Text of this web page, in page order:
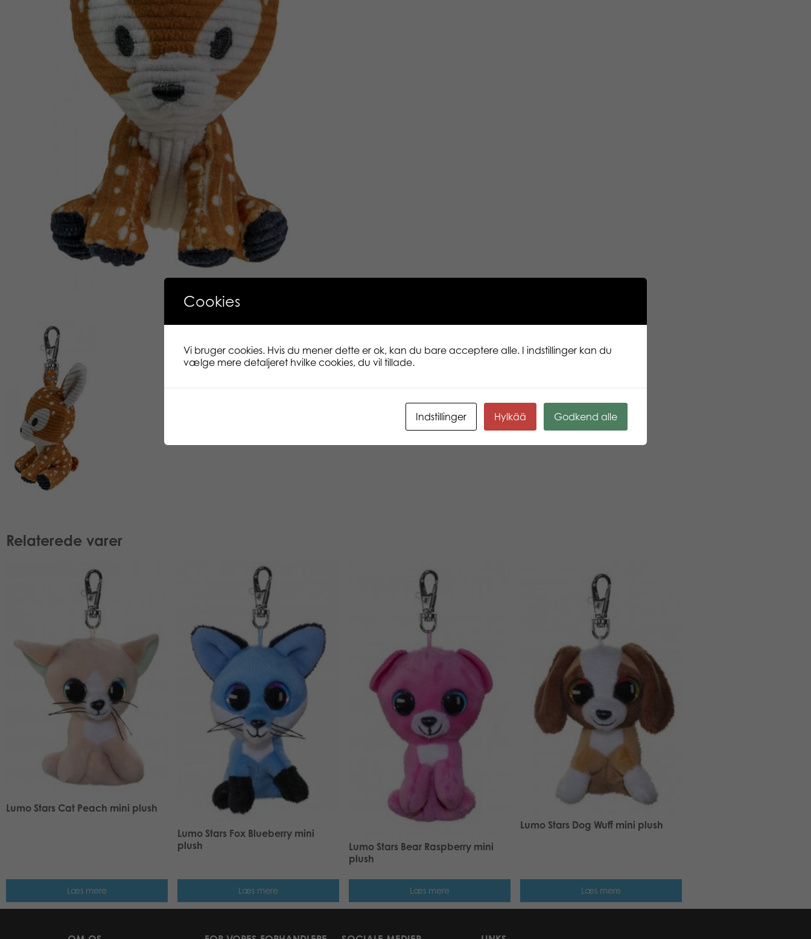
Relaterede varer
Lumo Stars Cat Peach mini plush
Læs mere
Lumo Stars Fox Blueberry mini
plush
Læs mere
Lumo Stars Bear Raspberry mini
plush
Læs mere
Lumo Stars Dog Wuff mini plush
Læs mere
Cookies
Vi bruger cookies. Hvis du mener dette er ok, kan du bare acceptere alle. I indstillinger kan du
vælge mere detaljeret hvilke cookies, du vil tillade.
Indstillinger Hylkää Godkend alle